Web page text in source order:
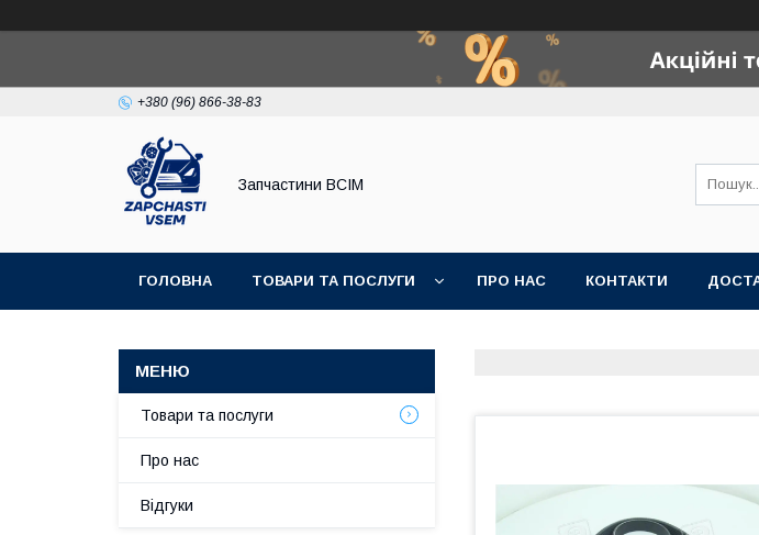
+380 (96) 866-38-83
Запчастини ВСІМ
ГОЛОВНА ТОВАРИ ТА ПОСЛУГИ ПРО НАС КОНТАКТИ
Товари та послуги
Про нас
Відгуки